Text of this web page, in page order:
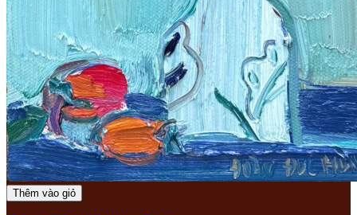
Thêm vào giỏ